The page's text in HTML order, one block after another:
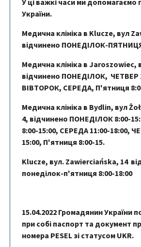
України.
Mедична клініка в Klucze, вул
відчинено ПОНЕДІЛОК-ПЯТНИЦЯ
Mедична клініка в Jaroszowiec,
відчинено ПОНЕДІЛОК, ЧЕТВЕР
ВІВТОРОК, СЕРЕДА, П'ятниця
Mедична клініка в Bydlin, вул
4, відчинено ПОНЕДІЛОК 8:00-
8:00-15:00, СЕРЕДА 11:00-18:00,
15:00, П'ятниця 8:00-15.
Klucze, вул. Zawierciańska, 14
понеділок-п'ятниця 8:00-18:00
15.04.2022 Громадянин України
при собі паспорт та документ
номера PESEL зі статусом UKR.